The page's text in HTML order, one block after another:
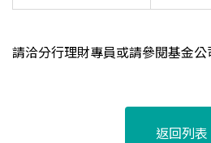
請洽分行理財專員或請參閱基金公
返回列表